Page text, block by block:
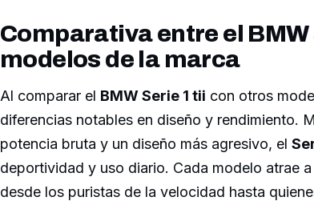
Comparativa entre el
modelos de la marca
Al comparar el BMW Serie 1 tii con otros
diferencias notables en diseño y rendimiento.
potencia bruta y un diseño más agresivo, el
deportividad y uso diario. Cada modelo atrae
desde los puristas de la velocidad hasta